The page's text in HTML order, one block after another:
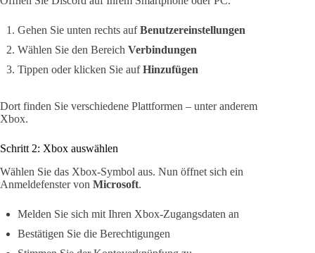
Gehen Sie unten rechts aufBenutzereinstellungen
Wählen Sie den Bereich Verbindungen
Tippen oder klicken Sie aufHinzufügen
Dort finden Sie verschiedene Plattformen – unter anderem
Xbox.
Schritt 2: Xbox auswählen
Wählen Sie das Xbox-Symbol aus. Nun öffnet sich ein
Anmeldefenster von Microsoft.
Melden Sie sich mit Ihren Xbox-Zugangsdaten an
Bestätigen Sie die Berechtigungen